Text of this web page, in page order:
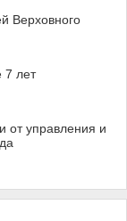
Верховного
7 лет
от управления и